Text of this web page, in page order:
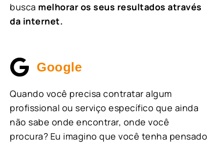
busca melhorar os seus resultados através
da internet.
Google
Quando você precisa contratar algum
profissional ou serviço específico que ainda
não sabe onde encontrar, onde você
procura? Eu imagino que você tenha pensado